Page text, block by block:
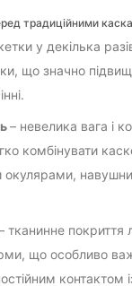
традиційними
у декілька
що значно
– невелика вага і
комбінувати
окулярами,
тканинне покриття
що особливо
контактом